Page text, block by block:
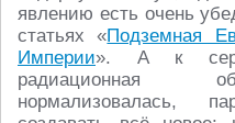
явлению есть очень
статьях «Подземная
Империи». А к
радиационная
нормализовалась,